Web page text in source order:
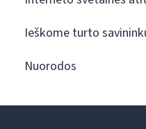
Ieškome turto
Nuorodos